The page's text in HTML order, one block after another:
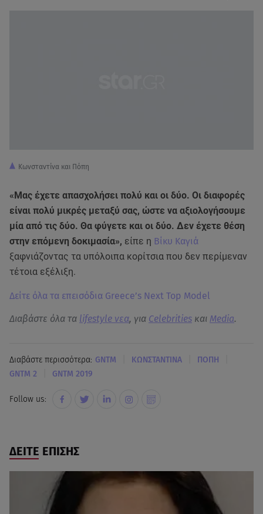
Κωνσταντίνα και Πόπη
«Μας έχετε απασχολήσει πολύ και οι δύο. Οι διαφορές
είναι πολύ μικρές μεταξύ σας, ώστε να αξιολογήσουμε
μία από τις δύο. Θα φύγετε και οι δύο. Δεν έχετε θέση
στην επόμενη δοκιμασία», είπε η Βίκυ Καγιά
ξαφνιάζοντας τα υπόλοιπα κορίτσια που δεν περίμεναν
τέτοια εξέλιξη.
Δείτε όλα τα επεισόδια Greece’s Next Top Model
Διαβάστε όλα τα lifestyle νεα, για Celebrities και Media.
Διαβάστε περισσότερα: GNTM ΚΩΝΣΤΑΝΤΙΝΑ ΠΟΠΗ
GNTM 2 GNTM 2019
Follow us:
ΔΕΙΤΕ ΕΠΙΣΗΣ